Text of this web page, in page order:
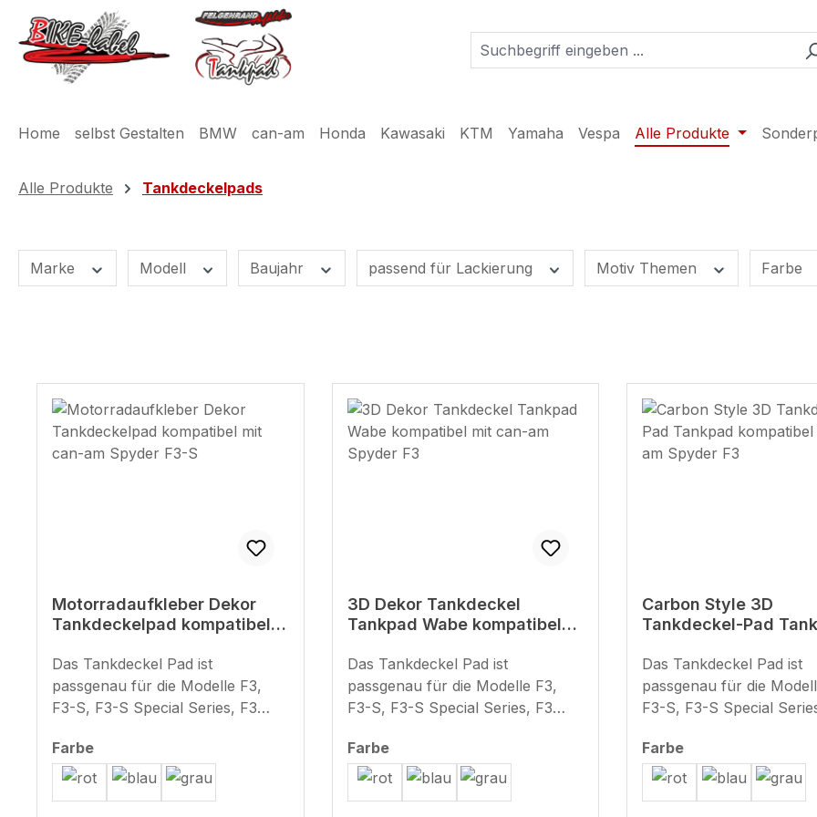
Hauptinhalt springen
Zur Suche springen
Zur Hauptnavigation springen
Home selbst Gestalten BMW can-am Honda Kawasaki KTM Yamaha Vespa Alle Produkte
Alle Produkte Tankdeckelpads
Marke Modell Baujahr passend für Lackierung Motiv Themen Farbe
Motorradaufkleber Dekor
Tankdeckelpad kompatibel
Das Tankdeckel Pad ist
passgenau für die Modelle F3,
F3-S, F3-S Special Series, F3
Series und bietet zuverlässigen
Schutz vor Kratzern, Abrieb und
Farbeauswählen
3D Dekor Tankdeckel
Tankpad Wabe kompatibel
Das Tankdeckel Pad ist
passgenau für die Modelle F3,
F3-S, F3-S Special Series, F3
Series und bietet zuverlässigen
Schutz vor Kratzern, Abrieb und
Farbeauswählen
Carbon Style 3D
Tankdeckel-Pad
Spyder F3
Das Tankdeckel Pad ist
passgenau für die
F3-S, F3-S Special Series, F3
Series und bietet zuverlässigen
Schutz vor Kratzern,
Farbeauswählen